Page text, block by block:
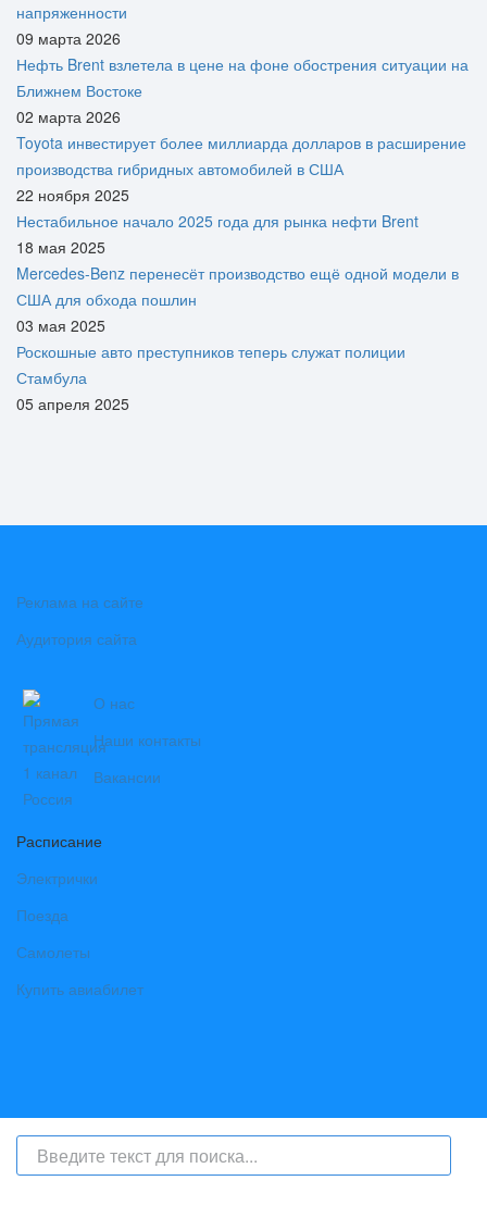
напряженности
09 марта 2026
Нефть Brent взлетела в цене на фоне обострения ситуации на
Ближнем Востоке
02 марта 2026
Toyota инвестирует более миллиарда долларов в расширение
производства гибридных автомобилей в США
22 ноября 2025
Нестабильное начало 2025 года для рынка нефти Brent
18 мая 2025
Mercedes-Benz перенесёт производство ещё одной модели в
США для обхода пошлин
03 мая 2025
Роскошные авто преступников теперь служат полиции
Стамбула
05 апреля 2025
Реклама на сайте
Аудитория сайта
О нас
Наши контакты
Вакансии
Расписание
Электрички
Поезда
Самолеты
Купить авиабилет